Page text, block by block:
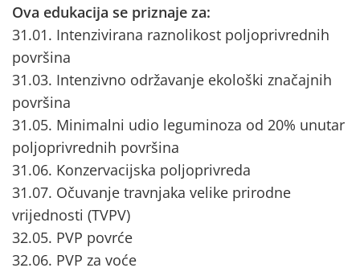
Ova edukacija se priznaje za:
31.01. Intenzivirana raznolikost poljoprivrednih
površina
31.03. Intenzivno održavanje ekološki značajnih
površina
31.05. Minimalni udio leguminoza od 20% unutar
poljoprivrednih površina
31.06. Konzervacijska poljoprivreda
31.07. Očuvanje travnjaka velike prirodne
vrijednosti (TVPV)
32.05. PVP povrće
32.06. PVP za voće